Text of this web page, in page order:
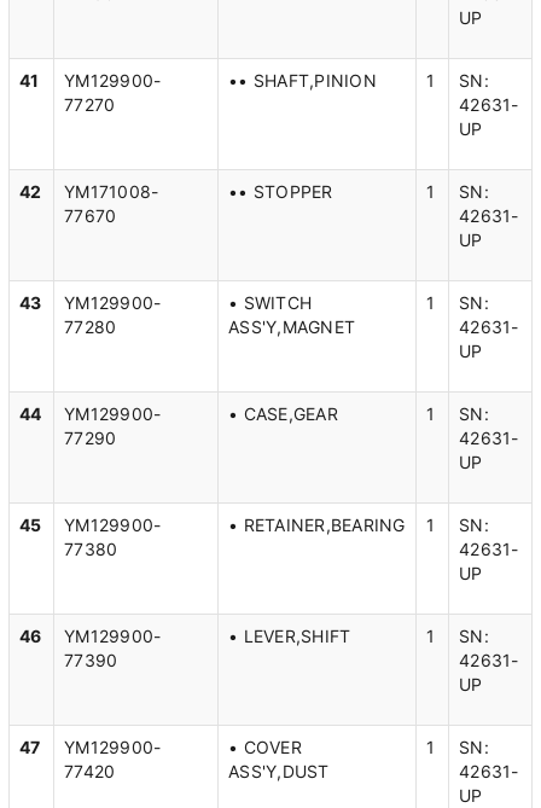
UP
41
YM129900-
77270
•• SHAFT,PINION 1
SN:
42631-
UP
42
YM171008-
77670
•• STOPPER 1
SN:
42631-
UP
43
YM129900-
77280
• SWITCH
ASS'Y,MAGNET
1
SN:
42631-
UP
44
YM129900-
77290
• CASE,GEAR 1
SN:
42631-
UP
45
YM129900-
77380
• RETAINER,BEARING 1
SN:
42631-
UP
46
YM129900-
77390
• LEVER,SHIFT 1
SN:
42631-
UP
47
YM129900-
77420
• COVER
ASS'Y,DUST
1
SN:
42631-
UP